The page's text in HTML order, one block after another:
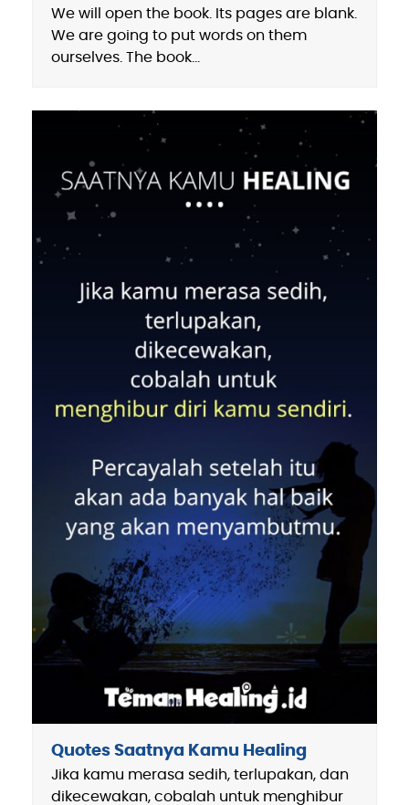
We will open the book. Its pages are blank.
We are going to put words on them
ourselves. The book…
Quotes Saatnya Kamu Healing
Jika kamu merasa sedih, terlupakan, dan
dikecewakan, cobalah untuk menghibur